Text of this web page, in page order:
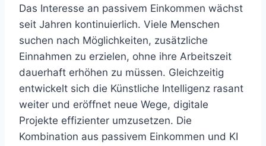
Das Interesse an passivem Einkommen wächst
seit Jahren kontinuierlich. Viele Menschen
suchen nach Möglichkeiten, zusätzliche
Einnahmen zu erzielen, ohne ihre Arbeitszeit
dauerhaft erhöhen zu müssen. Gleichzeitig
entwickelt sich die Künstliche Intelligenz rasant
weiter und eröffnet neue Wege, digitale
Projekte effizienter umzusetzen. Die
Kombination aus passivem Einkommen und KI